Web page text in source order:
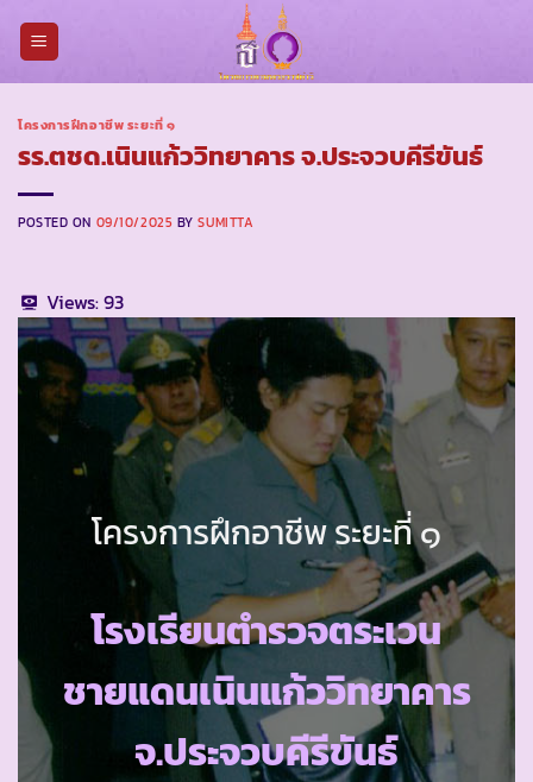
โครงการฝึกอาชีพ ระยะที่ ๑
รร.ตชด.เนินแก้ววิทยาคาร จ.ประจวบคีรีขันธ์
POSTED ON 09/10/2025 BYSUMITTA
Views:93
โครงการฝึกอาชีพ ระยะที่ ๑
โรงเรียนตำรวจตระเวน
ชายแดนเนินแก้ววิทยาคาร
จ.ประจวบคีรีขันธ์